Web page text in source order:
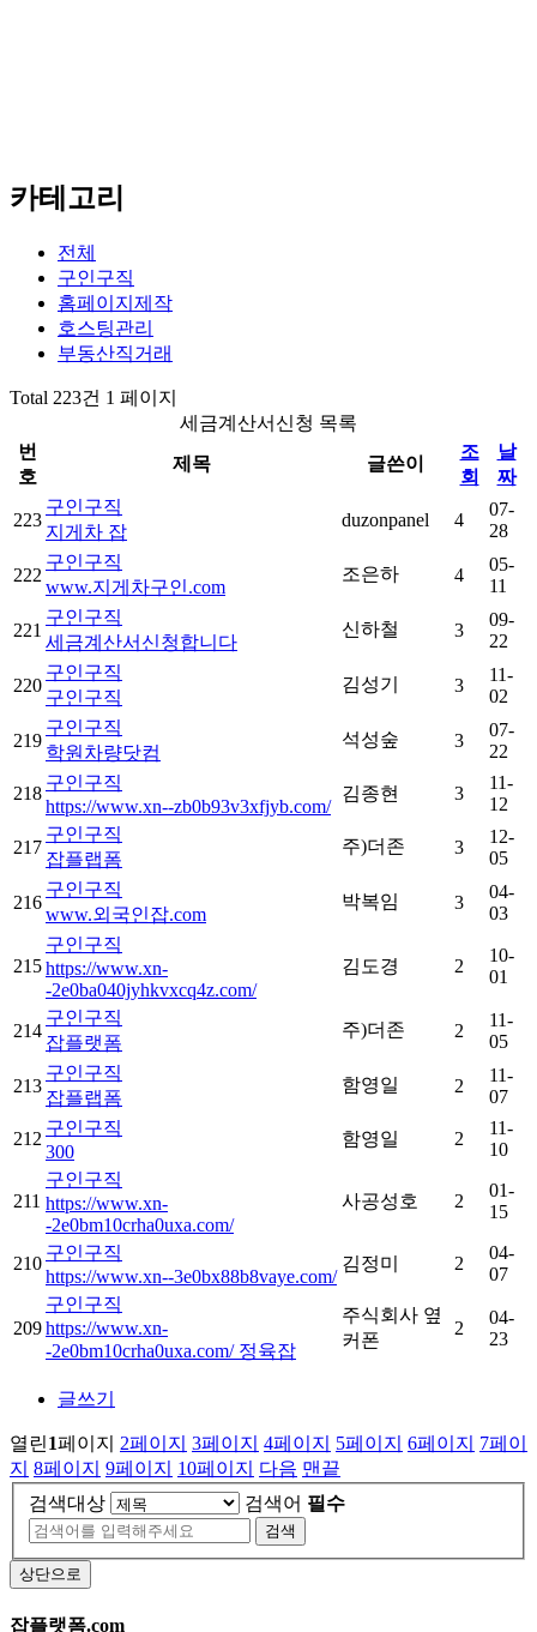
카테고리
전체
구인구직
홈페이지제작
호스팅관리
부동산직거래
Total 223건 1 페이지
세금계산서신청 목록
번
호
제목 글쓴이
조
회
날
짜
223
구인구직
지게차 잡
duzonpanel 4
07-
28
222
구인구직
www.지게차구인.com
조은하 4
05-
11
221
구인구직
세금계산서신청합니다
신하철 3
09-
22
220
구인구직
구인구직
김성기 3
11-
02
219
구인구직
학원차량닷컴
석성숲 3
07-
22
218
구인구직
https://www.xn--zb0b93v3xfjyb.com/
김종현 3
11-
12
217
구인구직
잡플랩폼
주)더존 3
12-
05
216
구인구직
www.외국인잡.com
박복임 3
04-
03
215
구인구직
https://www.xn-
-2e0ba040jyhkvxcq4z.com/
김도경 2
10-
01
214
구인구직
잡플랫폼
주)더존 2
11-
05
213
구인구직
잡플랩폼
함영일 2
11-
07
212
구인구직
300
함영일 2
11-
10
211
구인구직
https://www.xn-
-2e0bm10crha0uxa.com/
사공성호 2
01-
15
210
구인구직
https://www.xn--3e0bx88b8vaye.com/
김정미 2
04-
07
209
구인구직
https://www.xn-
-2e0bm10crha0uxa.com/ 정육잡
주식회사 옆
커폰
2
04-
23
글쓰기
열린1페이지 2페이지 3페이지 4페이지 5페이지 6페이지 7페이
지 8페이지 9페이지 10페이지 다음 맨끝
검색대상
검색어 필수
검색
상단으로
잡플랫폼.com